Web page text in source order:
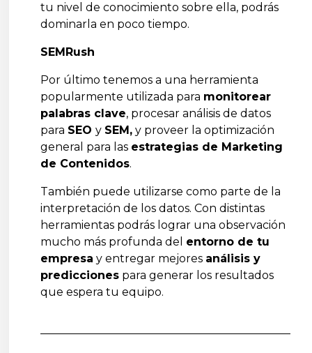
tu nivel de conocimiento sobre ella, podrás
dominarla en poco tiempo.
SEMRush
Por último tenemos a una herramienta
popularmente utilizada para monitorear
palabras clave, procesar análisis de datos
para SEOy SEM, y proveer la optimización
general para las estrategias de Marketing
de Contenidos.
También puede utilizarse como parte de la
interpretación de los datos. Con distintas
herramientas podrás lograr una observación
mucho más profunda del entorno de tu
empresa y entregar mejores análisis y
predicciones para generar los resultados
que espera tu equipo.